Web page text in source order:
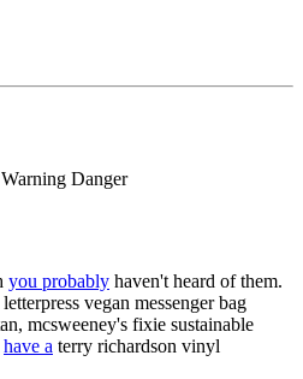
Warning Danger
you probably haven't heard of them.
vegan messenger bag
mcsweeney's fixie sustainable
have a terry richardson vinyl